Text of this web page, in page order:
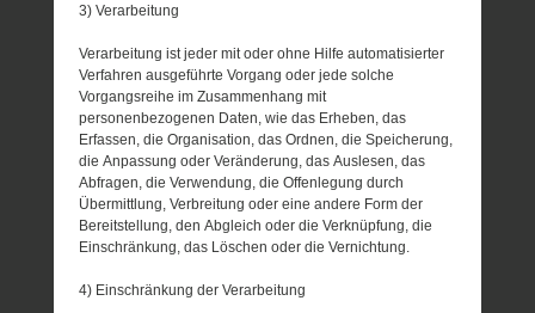
3) Verarbeitung
Verarbeitung ist jeder mit oder ohne Hilfe automatisierter
Verfahren ausgeführte Vorgang oder jede solche
Vorgangsreihe im Zusammenhang mit
personenbezogenen Daten, wie das Erheben, das
Erfassen, die Organisation, das Ordnen, die Speicherung,
die Anpassung oder Veränderung, das Auslesen, das
Abfragen, die Verwendung, die Offenlegung durch
Übermittlung, Verbreitung oder eine andere Form der
Bereitstellung, den Abgleich oder die Verknüpfung, die
Einschränkung, das Löschen oder die Vernichtung.
4) Einschränkung der Verarbeitung